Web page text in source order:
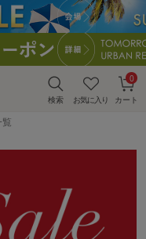
検索 お気に入り カート
0
覧